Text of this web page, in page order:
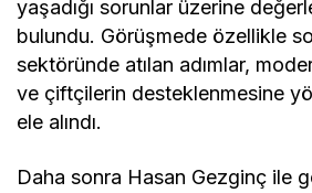
yaşadığı sorunlar üzerine
bulundu. Görüşmede özellikle
sektöründe atılan adımlar,
ve çiftçilerin desteklenmesine
ele alındı.
Daha sonra Hasan Gezginç ile